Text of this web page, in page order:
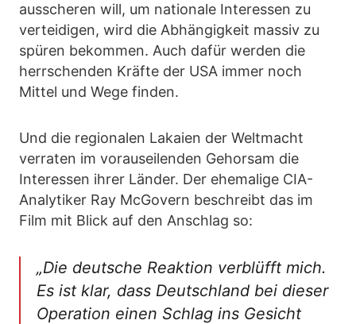
ausscheren will, um nationale Interessen zu
verteidigen, wird die Abhängigkeit massiv zu
spüren bekommen. Auch dafür werden die
herrschenden Kräfte der USA immer noch
Mittel und Wege finden.
Und die regionalen Lakaien der Weltmacht
verraten im vorauseilenden Gehorsam die
Interessen ihrer Länder. Der ehemalige CIA-
Analytiker Ray McGovern beschreibt das im
Film mit Blick auf den Anschlag so:
„Die deutsche Reaktion verblüfft mich.
Es ist klar, dass Deutschland bei dieser
Operation einen Schlag ins Gesicht